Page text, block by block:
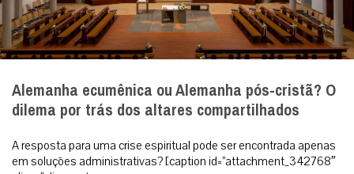
Alemanha ecumênica ou Alemanha pós-cristã? O
dilema por trás dos altares compartilhados
A resposta para uma crise espiritual pode ser encontrada apenas
em soluções administrativas? [caption id=”attachment_342768″